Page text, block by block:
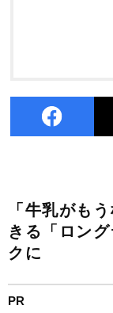
「牛乳がも
きる「ロン
クに
PR